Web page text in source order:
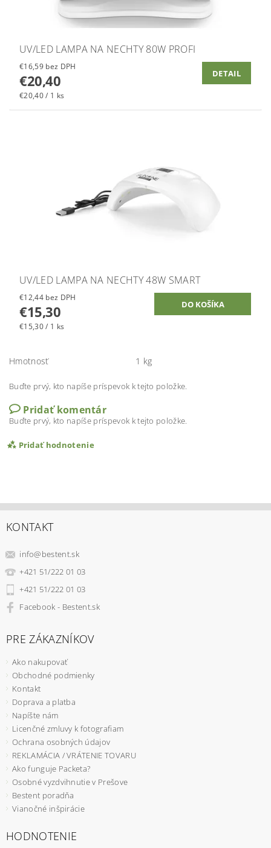
UV/LED LAMPA NA NECHTY 80W PROFI
€16,59 bez DPH
€20,40
€20,40 / 1 ks
DETAIL
UV/LED LAMPA NA NECHTY 48W SMART
€12,44 bez DPH
€15,30
€15,30 / 1 ks
Hmotnosť 1 kg
Buďte prvý, kto napíše príspevok k tejto položke.
Pridať komentár
Buďte prvý, kto napíše príspevok k tejto položke.
Pridať hodnotenie
KONTAKT
info@bestent.sk
+421 51/222 01 03
+421 51/222 01 03
Facebook - Bestent.sk
PRE ZÁKAZNÍKOV
Ako nakupovať
Obchodné podmienky
Kontakt
Doprava a platba
Napíšte nám
Licenčné zmluvy k fotografiam
Ochrana osobných údajov
REKLAMÁCIA / VRÁTENIE TOVARU
Ako funguje Packeta?
Osobné vyzdvihnutie v Prešove
Bestent poradňa
Vianočné inšpirácie
HODNOTENIE